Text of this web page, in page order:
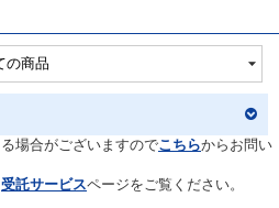
れます。拡大した表から元素記号をタップ
場合がございますのでこちらからお問い
受託サービスページをご覧ください。